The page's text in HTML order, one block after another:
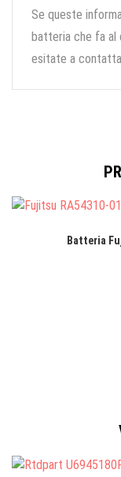
Se queste
batteria che fa al
esitate a
Batteria